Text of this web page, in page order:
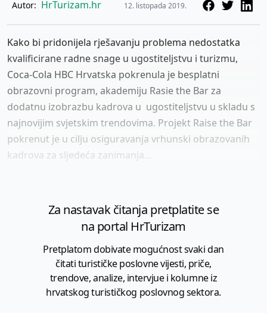
Autor: HrTurizam.hr 12. listopada 2019.
Kako bi pridonijela rješavanju problema nedostatka
kvalificirane radne snage u ugostiteljstvu i turizmu,
Coca-Cola HBC Hrvatska pokrenula je besplatni
obrazovni program, akademiju Rasie the Bar za
dodatnu izobrazbu kadrova u ugostiteljstvu u skladu s
najnovijim svjetskim trendovima. Projekt Raise the Bar
pokrenut je u cilju osiguravanja vrhunski obrazovanih
kadrova za sljedeća zanimanja...
Za nastavak čitanja pretplatite se
na portal HrTurizam
Pretplatom dobivate mogućnost svaki dan
čitati turističke poslovne vijesti, priče,
trendove, analize, intervjue i kolumne iz
hrvatskog turističkog poslovnog sektora.